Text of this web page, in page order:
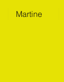
Martine